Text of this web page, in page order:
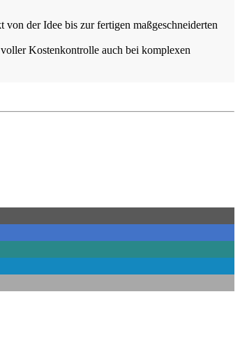
der Idee bis zur fertigen maßgeschneiderten
Kostenkontrolle auch bei komplexen